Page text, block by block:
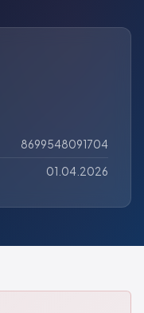
8699548091704
01.04.2026